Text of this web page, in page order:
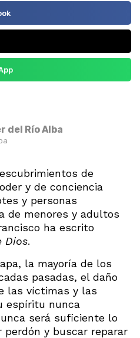
del Río Alba
de
y de conciencia
y personas
de menores y adultos
ha escrito
Dios.
la mayoría de los
pasadas, el daño
las víctimas y las
espíritu nunca
será suficiente lo
perdón y buscar reparar